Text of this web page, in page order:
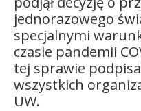
jednorazowego
specjalnymi
czasie pandemii
tej sprawie
wszystkich
UW.